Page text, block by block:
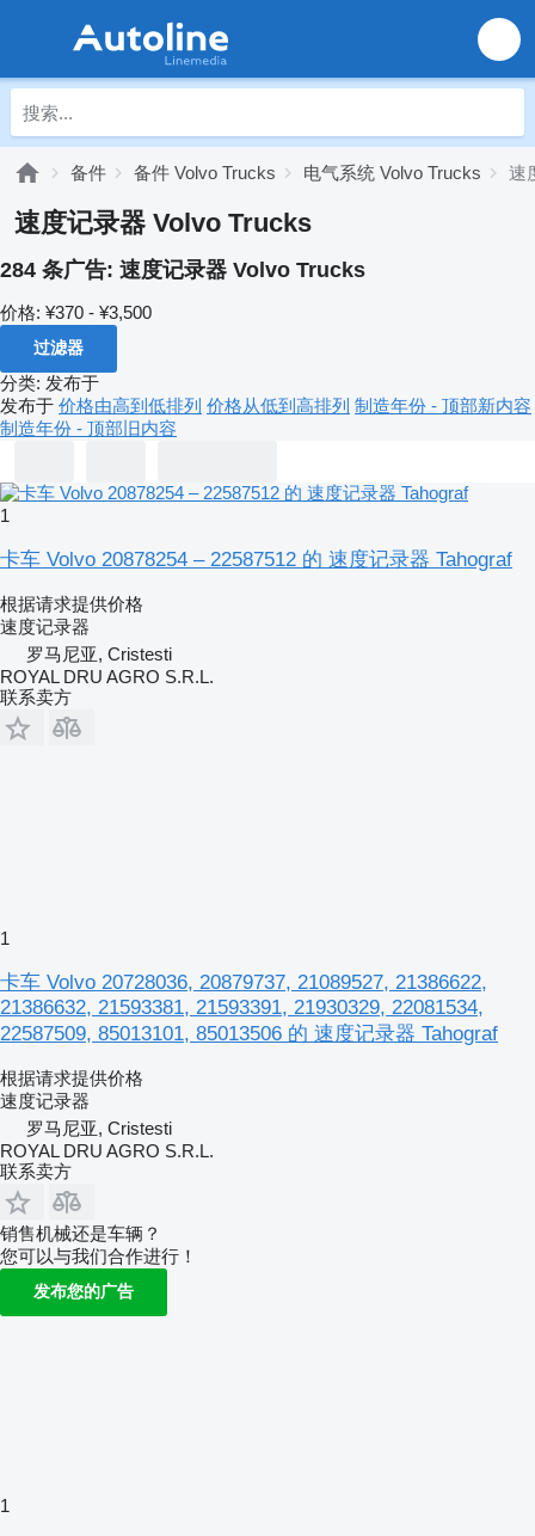
备件 备件 Volvo Trucks 电气系统 Volvo Trucks 速
速度记录器 Volvo Trucks
284 条广告: 速度记录器 Volvo Trucks
价格: ¥370 - ¥3,500
过滤器
分类: 发布于
发布于 价格由高到低排列 价格从低到高排列 制造年份 - 顶部新内容
制造年份 - 顶部旧内容
1
卡车 Volvo 20878254 – 22587512 的 速度记录器 Tahograf
根据请求提供价格
速度记录器
罗马尼亚, Cristesti
ROYAL DRU AGRO S.R.L.
联系卖方
1
卡车 Volvo 20728036, 20879737, 21089527, 21386622,
21386632, 21593381, 21593391, 21930329, 22081534,
22587509, 85013101, 85013506 的 速度记录器 Tahograf
根据请求提供价格
速度记录器
罗马尼亚, Cristesti
ROYAL DRU AGRO S.R.L.
联系卖方
销售机械还是车辆？
您可以与我们合作进行！
发布您的广告
1